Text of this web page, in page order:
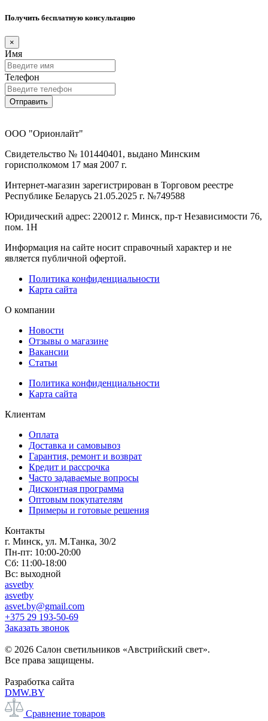
Получить бесплатную консультацию
×
Имя
Телефон
Отправить
ООО "Орионлайт"
Свидетельство № 101440401, выдано Минским
горисполкомом 17 мая 2007 г.
Интернет-магазин зарегистрирован в Торговом реестре
Республике Беларусь 21.05.2025 г. №749588
Юридический адрес: 220012 г. Минск, пр-т Независимости 76,
пом. 1Н
Информация на сайте носит справочный характер и не
является публичной офертой.
Политика конфиденциальности
Карта сайта
О компании
Новости
Отзывы о магазине
Вакансии
Статьи
Политика конфиденциальности
Карта сайта
Клиентам
Оплата
Доставка и самовывоз
Гарантия, ремонт и возврат
Кредит и рассрочка
Часто задаваемые вопросы
Дисконтная программа
Оптовым покупателям
Примеры и готовые решения
Контакты
г. Минск, ул. М.Танка, 30/2
Пн-пт: 10:00-20:00
Сб: 11:00-18:00
Вс: выходной
asvetby
asvetby
asvet.by@gmail.com
+375 29 193-50-69
Заказать звонок
© 2026 Салон светильников «Австрийский свет».
Все права защищены.
Разработка сайта
DMW.BY
Сравнение товаров